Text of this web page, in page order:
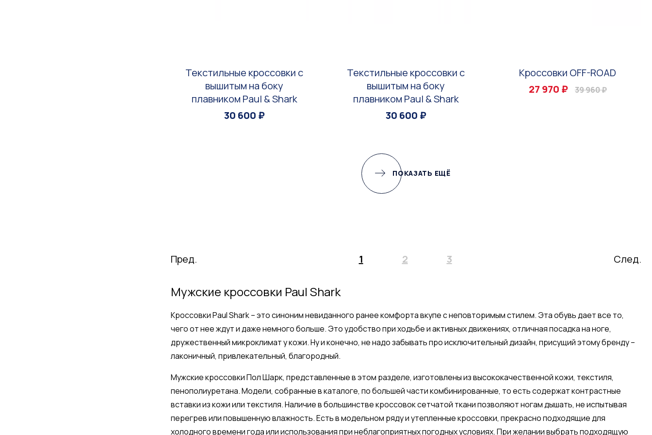
Текстильные кроссовки с
вышитым на боку
плавником Paul & Shark
30 600 ₽
Текстильные кроссовки с
вышитым на боку
плавником Paul & Shark
30 600 ₽
Кроссовки OFF-ROAD
27 970 ₽
39 960 ₽
ПОКАЗАТЬ ЕЩЁ
Пред. 1 2 3 След.
Мужские кроссовки Paul Shark
Кроссовки Paul Shark – это синоним невиданного ранее комфорта вкупе с неповторимым стилем. Эта обувь дает все то,
чего от нее ждут и даже немного больше. Это удобство при ходьбе и активных движениях, отличная посадка на ноге,
дружественный микроклимат у кожи. Ну и конечно, не надо забывать про исключительный дизайн, присущий этому бренду –
лаконичный, привлекательный, благородный.
Мужские кроссовки Пол Шарк, представленные в этом разделе, изготовлены из высококачественной кожи, текстиля,
пенополиуретана. Модели, собранные в каталоге, по большей части комбинированные, то есть содержат контрастные
вставки из кожи или текстиля. Наличие в большинстве кроссовок сетчатой ткани позволяют ногам дышать, не испытывая
перегрев или повышенную влажность. Есть в модельном ряду и утепленные кроссовки, прекрасно подходящие для
холодного времени года или использования при неблагоприятных погодных условиях. При желании выбрать подходящую